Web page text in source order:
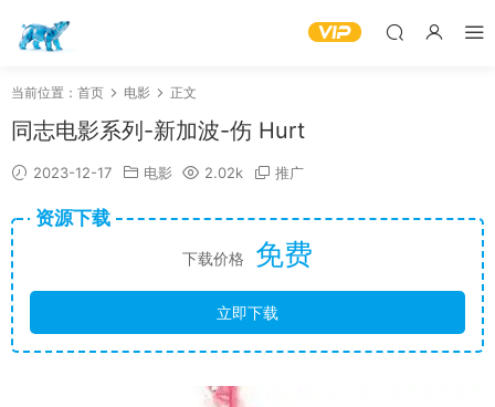
当前位置： 首页 电影 正文
同志电影系列-新加波-伤 Hurt
2023-12-17 电影 2.02k 推广
资源下载
下载价格 免费
立即下载